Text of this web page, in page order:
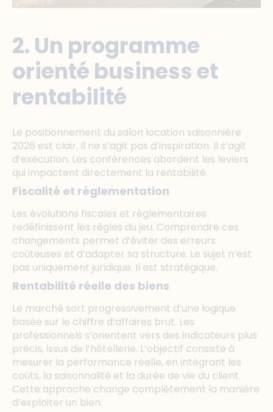
2. Un programme
orienté business et
rentabilité
Le positionnement du salon location saisonnière
2026 est clair. Il ne s’agit pas d’inspiration. Il s’agit
d’exécution. Les conférences abordent les leviers
qui impactent directement la rentabilité.
Fiscalité et réglementation
Les évolutions fiscales et réglementaires
redéfinissent les règles du jeu. Comprendre ces
changements permet d’éviter des erreurs
coûteuses et d’adapter sa structure. Le sujet n’est
pas uniquement juridique. Il est stratégique.
Rentabilité réelle des biens
Le marché sort progressivement d’une logique
basée sur le chiffre d’affaires brut. Les
professionnels s’orientent vers des indicateurs plus
précis, issus de l’hôtellerie. L’objectif consiste à
mesurer la performance réelle, en intégrant les
coûts, la saisonnalité et la durée de vie du client.
Cette approche change complètement la manière
d’exploiter un bien.